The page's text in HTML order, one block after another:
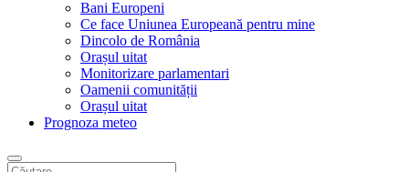
Bani Europeni
Ce face Uniunea Europeană pentru mine
Dincolo de România
Orașul uitat
Monitorizare parlamentari
Oamenii comunității
Orașul uitat
Prognoza meteo